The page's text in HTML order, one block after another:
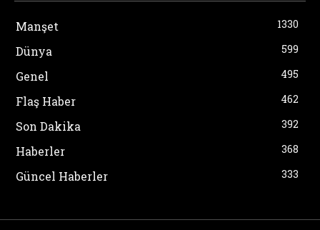
Manşet 1330
Dünya 599
Genel 495
Flaş Haber 462
Son Dakika 392
Haberler 368
Güncel Haberler 333